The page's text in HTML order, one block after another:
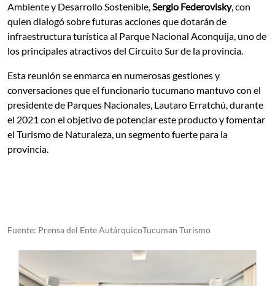
Ambiente y Desarrollo Sostenible,Sergio Federovisky, con
quien dialogó sobre futuras acciones que dotarán de
infraestructura turística al Parque Nacional Aconquija, uno de
los principales atractivos del Circuito Sur de la provincia.
Esta reunión se enmarca en numerosas gestiones y
conversaciones que el funcionario tucumano mantuvo con el
presidente de Parques Nacionales, Lautaro Erratchú, durante
el 2021 con el objetivo de potenciar este producto y fomentar
el Turismo de Naturaleza, un segmento fuerte para la
provincia.
Fuente: Prensa del Ente AutárquicoTucuman Turismo